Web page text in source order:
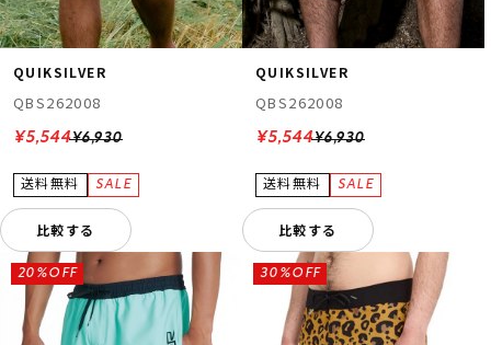
QUIKSILVER
QBS262008
¥6,930
¥5,544
比較する
QUIKSILVER
QBS262008
¥6,930
¥5,544
比較する
20%OFF 30%OFF